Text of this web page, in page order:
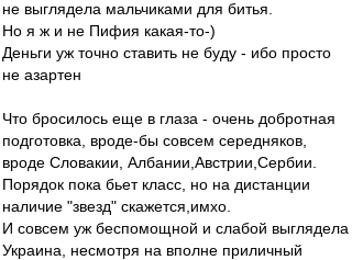
не выглядела мальчиками для битья.
Но я ж и не Пифия какая-то-)
Деньги уж точно ставить не буду - ибо просто
не азартен
Что бросилось еще в глаза - очень добротная
подготовка, вроде-бы совсем середняков,
вроде Словакии, Албании,Австрии,Сербии.
Порядок пока бьет класс, но на дистанции
наличие "звезд" скажется,имхо.
И совсем уж беспомощной и слабой выглядела
Украина, несмотря на вполне приличный